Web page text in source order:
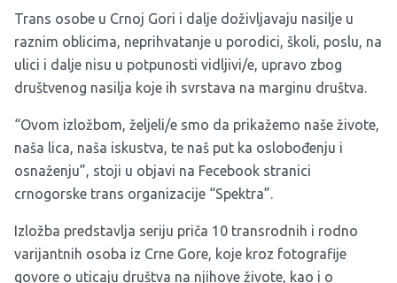
Trans osobe u Crnoj Gori i dalje doživljavaju nasilje u
raznim oblicima, neprihvatanje u porodici, školi, poslu, na
ulici i dalje nisu u potpunosti vidljivi/e, upravo zbog
društvenog nasilja koje ih svrstava na marginu društva.
“Ovom izložbom, željeli/e smo da prikažemo naše živote,
naša lica, naša iskustva, te naš put ka oslobođenju i
osnaženju”, stoji u objavi na Fecebook stranici
crnogorske trans organizacije “Spektra”.
Izložba predstavlja seriju priča 10 transrodnih i rodno
varijantnih osoba iz Crne Gore, koje kroz fotografije
govore o uticaju društva na njihove živote, kao i o